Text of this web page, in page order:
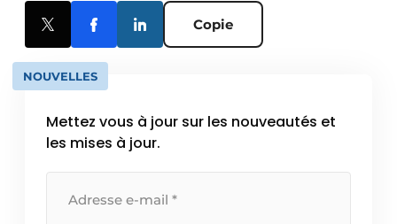
Copie
NOUVELLES
Mettez vous à jour sur les nouveautés et
les mises à jour.